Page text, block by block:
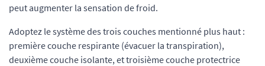
peut augmenter la sensation de froid.
Adoptez le système des trois couches mentionné plus haut :
première couche respirante (évacuer la transpiration),
deuxième couche isolante, et troisième couche protectrice